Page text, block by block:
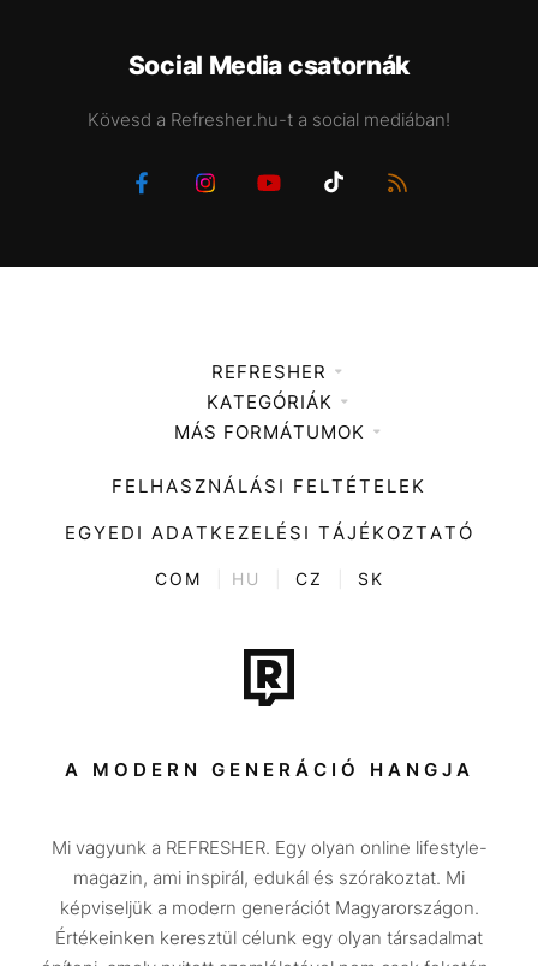
Social Media csatornák
Kövesd a Refresher.hu-t a social mediában!
REFRESHER
Médiaajánlat
KATEGÓRIÁK
Zene
Divat
Kultúra
ENTR
Tech-Tudomány
Sport
Társadalom
Utazás
Életmód
Design
MÁS FORMÁTUMOK
FELHASZNÁLÁSI FELTÉTELEK
EGYEDI ADATKEZELÉSI TÁJÉKOZTATÓ
COM HU CZ SK
A MODERN GENERÁCIÓ HANGJA
Mi vagyunk a REFRESHER. Egy olyan online lifestyle-
magazin, ami inspirál, edukál és szórakoztat. Mi
képviseljük a modern generációt Magyarországon.
Értékeinken keresztül célunk egy olyan társadalmat